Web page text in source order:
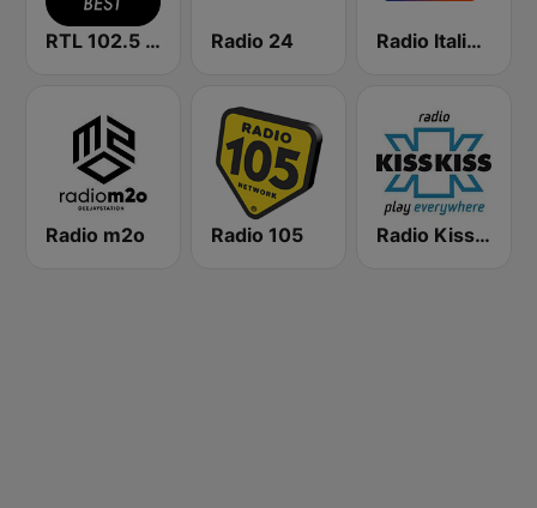
RTL 102.5 - Best Radio 24 Radio Italia solomusicaitaliana
Radio m2o Radio 105 Radio Kiss Kiss